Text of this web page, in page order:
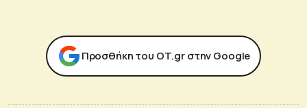
Προσθήκη του ΟΤ.gr στην Google